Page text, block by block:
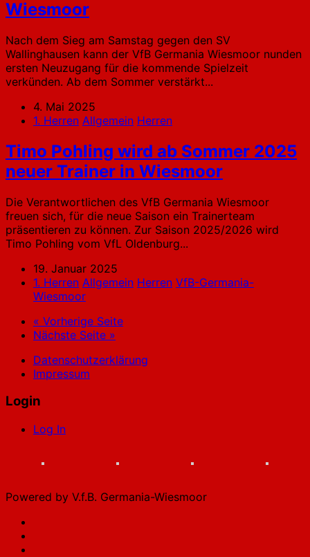
Wiesmoor
Nach dem Sieg am Samstag gegen den SV
Wallinghausen kann der VfB Germania Wiesmoor nunden
ersten Neuzugang für die kommende Spielzeit
verkünden. Ab dem Sommer verstärkt...
4. Mai 2025
1. Herren Allgemein Herren
Timo Pohling wird ab Sommer 2025
neuer Trainer in Wiesmoor
Die Verantwortlichen des VfB Germania Wiesmoor
freuen sich, für die neue Saison ein Trainerteam
präsentieren zu können. Zur Saison 2025/2026 wird
Timo Pohling vom VfL Oldenburg...
19. Januar 2025
1. Herren Allgemein Herren VfB-Germania-
Wiesmoor
« Vorherige Seite
Nächste Seite »
Datenschutzerklärung
Impressum
Login
Log In
Powered by V.f.B. Germania-Wiesmoor